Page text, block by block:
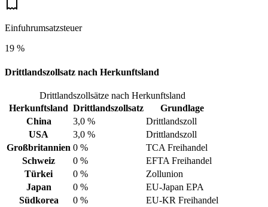
Einfuhrumsatzsteuer
19 %
Drittlandszollsatz nach Herkunftsland
Drittlandszollsätze nach Herkunftsland
Herkunftsland Drittlandszollsatz
Grundlage
China
3,0 %
Drittlandszoll
USA
3,0 %
Drittlandszoll
Großbritannien 0 %
TCA Freihandel
Schweiz
0 %
EFTA Freihandel
Türkei
0 %
Zollunion
Japan
0 %
EU-Japan EPA
Südkorea
0 %
EU-KR Freihandel